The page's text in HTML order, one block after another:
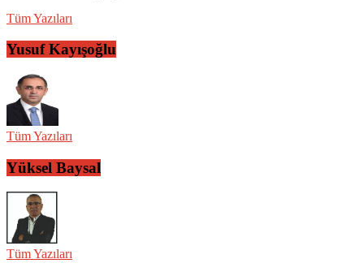
Tüm Yazıları
Yusuf Kayışoğlu
Tüm Yazıları
Yüksel Baysal
Tüm Yazıları